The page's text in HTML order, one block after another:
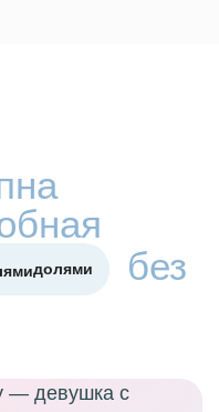
долями
без